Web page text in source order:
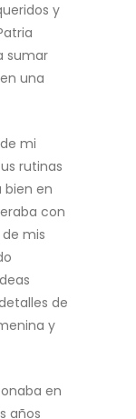
y
sumar
una
mi
rutinas
bien en
con
mis
de
y
en
años